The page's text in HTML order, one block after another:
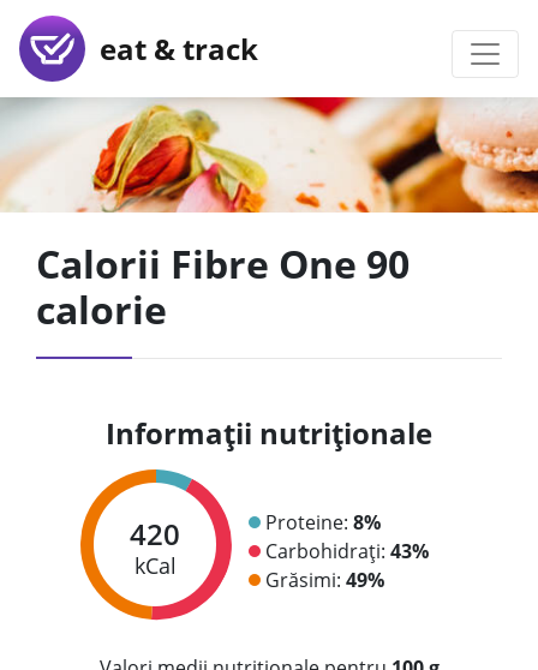
eat & track
Calorii Fibre One 90
calorie
Informații nutriționale
420
kCal
Proteine: 8%
Carbohidrați: 43%
Grăsimi: 49%